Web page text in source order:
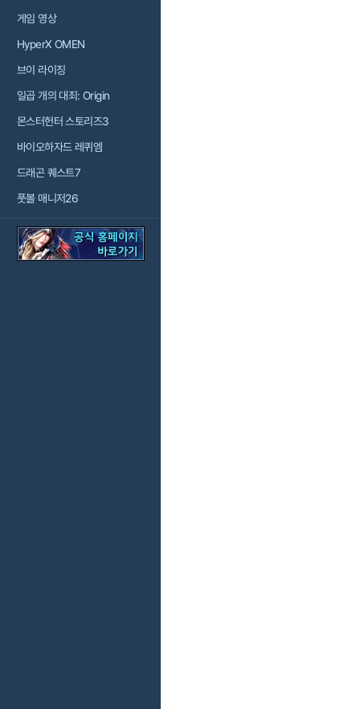
게임 영상
HyperX OMEN
브이 라이징
일곱 개의 대죄: Origin
몬스터헌터 스토리즈3
바이오하자드 레퀴엠
드래곤 퀘스트7
풋볼 매니저26